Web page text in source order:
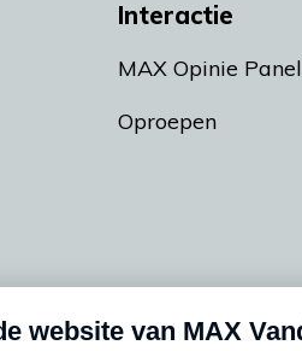
Interactie
MAX Opinie Panel
Oproepen